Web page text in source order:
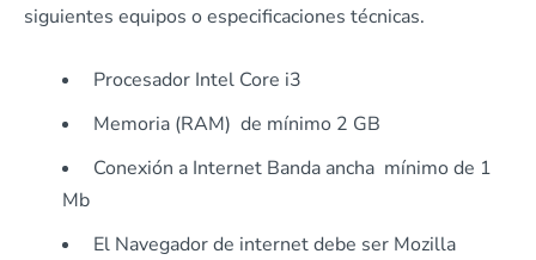
siguientes equipos o especificaciones técnicas.
Procesador Intel Core i3
Memoria (RAM) de mínimo 2 GB
Conexión a Internet Banda ancha mínimo de 1
Mb
El Navegador de internet debe ser Mozilla